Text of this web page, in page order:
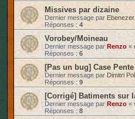
Missives par dizaine
Dernier message par
Réponses : 4
Vorobey/Moineau
Dernier message parRenzo «
Réponses : 6
[Pas un bug] Case Pente
Dernier message par Dimitri
Réponses : 9
[Corrigé] Batiments sur
Dernier message parRenzo «
Réponses : 8